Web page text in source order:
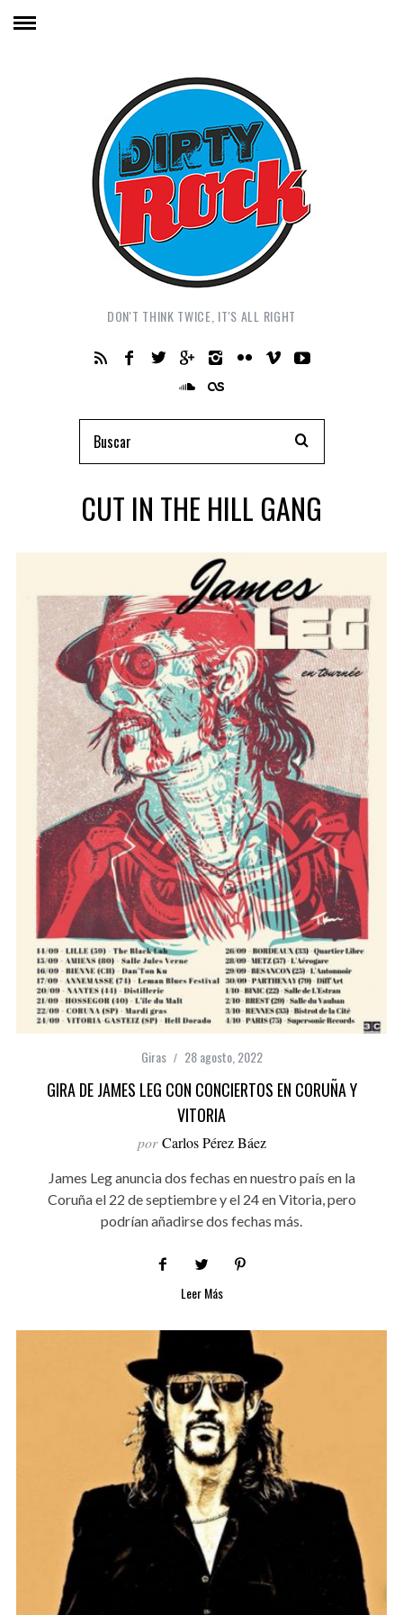
DON'T THINK TWICE, IT'S ALL RIGHT
CUT IN THE HILL GANG
Giras 28 agosto, 2022
GIRA DE JAMES LEG CON CONCIERTOS EN CORUÑA Y
VITORIA
por Carlos Pérez Báez
James Leg anuncia dos fechas en nuestro país en la
Coruña el 22 de septiembre y el 24 en Vitoria, pero
podrían añadirse dos fechas más.
Leer Más